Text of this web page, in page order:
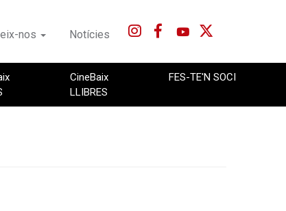
nos Notícies
CineBaix
LLIBRES
FES-TE'N SOCI